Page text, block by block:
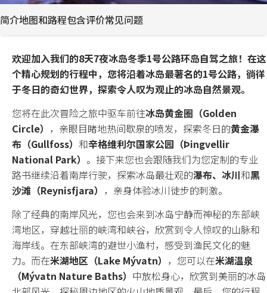
主题分类
冰岛环岛
自驾
蓝冰洞
冰川
温泉
极光
私人包车
所有套餐
服务条款
简介地图和路程包含评价常见问题
欢迎加入我们的8天7夜冰岛冬季1号公路环岛自驾之旅！在这
个精心规划的行程中，您将沿着冰岛最著名的1号公路，徜徉
于冬日的奇幻世界，探索令人叹为观止的冰岛自然景观。
您将在此次冒险之旅中驱车前往冰岛黄金圈（Golden
Circle） ，亲眼目睹地热间歇泉的喷发，探索冬日的黄金瀑
布（Gullfoss） 和辛格维利尔国家公园（Þingvellir
National Park） 。接下来您也会跟随我们为您定制的专业
路书继续沿着南岸行驶，探索冰岛最壮观的瀑布、冰川和黑
沙滩（Reynisfjara） ，亲身体验冰川徒步的刺激。
除了经典的南岸风光，您也会来到冰岛宁静而神秘的东部峡
湾地区，穿越壮丽的峡湾和峡谷，欣赏到令人惊叹的山脉和
海岸线。在东部峡湾的避世小渔村，感受到渔民文化的魅
力。而在米湖地区（Lake Mývatn） ，您可以在米湖温泉
（Mývatn Nature Baths） 中放松身心，欣赏到美丽的冰岛